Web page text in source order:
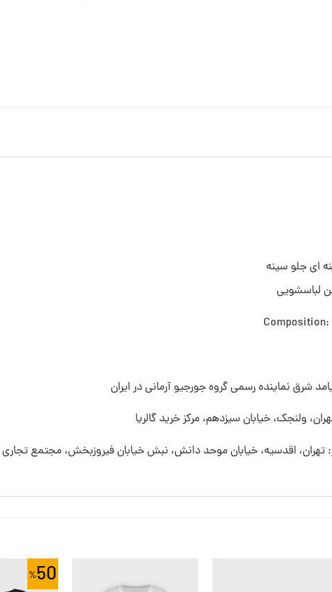
لباسشویی
شرق نماینده رسمی گروه جورجیو آرمانی در ایران
ولنجک، خیابان سیزدهم، مرکز خرید گالریا
تهران، اقدسیه، خیابان موحد دانش، نبش خیابان فیروزبخش، مجتمع تجاری
50